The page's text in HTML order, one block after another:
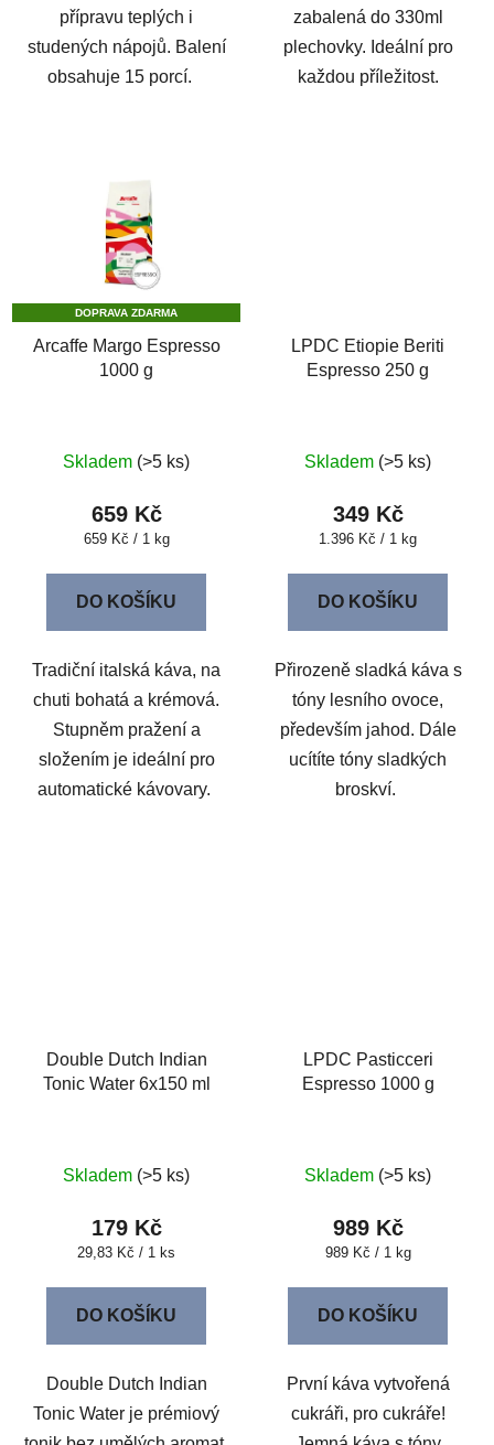
přípravu teplých i
studených nápojů. Balení
obsahuje 15 porcí.
zabalená do 330ml
plechovky. Ideální pro
každou příležitost.
DOPRAVA ZDARMA
Arcaffe Margo Espresso
1000 g
Skladem (>5 ks)
659 Kč
Měrná
659 Kč / 1 kg
DO KOŠÍKU
Tradiční italská káva, na
chuti bohatá a krémová.
Stupněm pražení a
složením je ideální pro
automatické kávovary.
LPDC Etiopie Beriti
Espresso 250 g
Skladem (>5 ks)
349 Kč
Měrná
1.396 Kč / 1 kg
DO KOŠÍKU
Přirozeně sladká káva s
tóny lesního ovoce,
především jahod. Dále
ucítíte tóny sladkých
broskví.
Double Dutch Indian
Tonic Water 6x150 ml
Skladem (>5 ks)
179 Kč
Měrná
29,83 Kč / 1 ks
DO KOŠÍKU
Double Dutch Indian
Tonic Water je prémiový
LPDC Pasticceri
Espresso 1000 g
Skladem (>5 ks)
989 Kč
Měrná
989 Kč / 1 kg
DO KOŠÍKU
První káva vytvořená
cukráři, pro cukráře!